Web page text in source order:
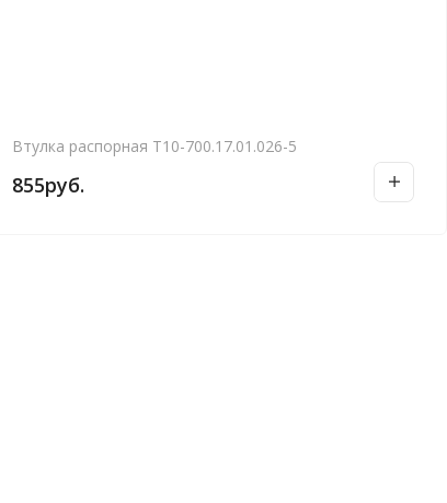
Втулка распорная Т10-700.17.01.026-5
855руб.